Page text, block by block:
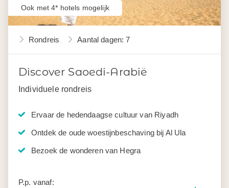
Rondreis Aantal dagen: 7
Discover Saoedi-Arabië
Individuele rondreis
Ervaar de hedendaagse cultuur van Riyadh
Ontdek de oude woestijnbeschaving bij Al Ula
Bezoek de wonderen van Hegra
Ook met 4* hotels mogelijk
P.p. vanaf: